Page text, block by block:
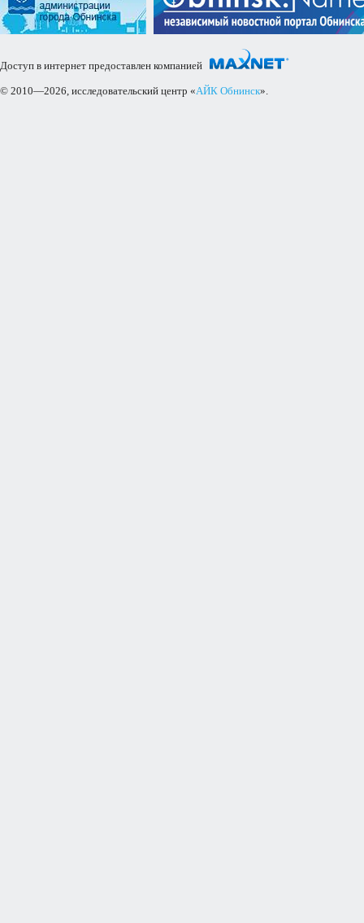
Доступ в интернет предоставлен компанией
© 2010—2026, исследовательский центр «АЙК Обнинск».